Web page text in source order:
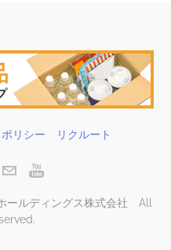
リシー リクルート
ルディングス株式会社 All